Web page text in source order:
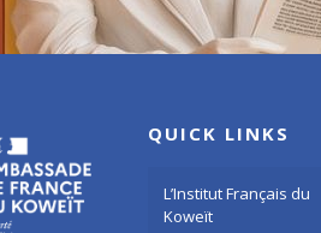
QUICK LINKS
L’Institut Français du
Koweït